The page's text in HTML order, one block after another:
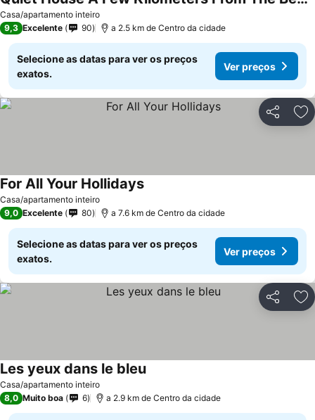
Casa/apartamento inteiro
Ver preços
9,3 Excelente 90 a 2.5 km de Centro da cidade
Selecione as datas para ver os preços
exatos.
Ver preços
Partilhar
Casa/apartamento inteiro
For All Your HollidaysVer preços
9,0 Excelente 80 a 7.6 km de Centro da cidade
Selecione as datas para ver os preços
exatos.
Ver preços
Partilhar
Casa/apartamento inteiro
Les yeux dans le bleuVer preços
8,0 Muito boa 6 a 2.9 km de Centro da cidade